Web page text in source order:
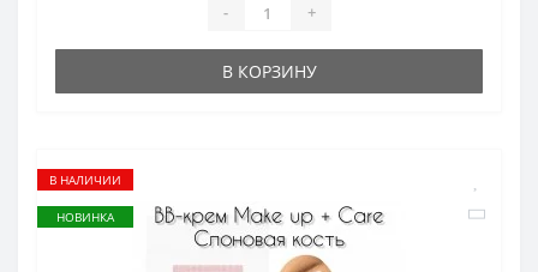
- +
В КОРЗИНУ
В НАЛИЧИИ
НОВИНКА